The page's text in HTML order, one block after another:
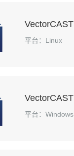
平台：Linux
平台：Windows